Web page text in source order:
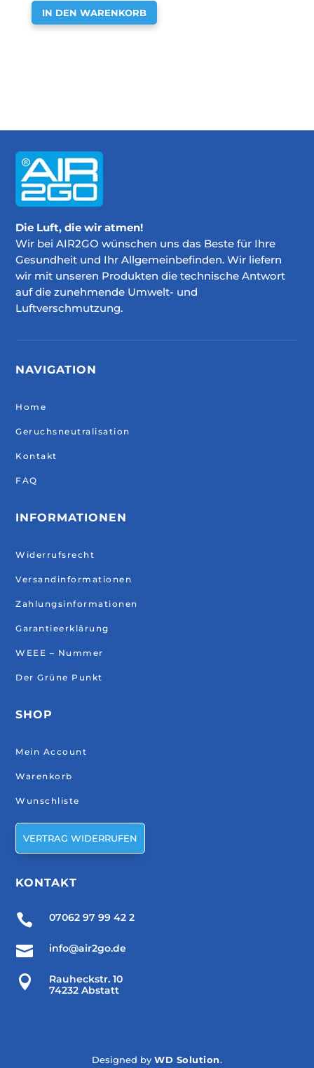
IN DEN WARENKORB
Die Luft, die wir atmen!
Wir bei AIR2GO wünschen uns das Beste für Ihre
Gesundheit und Ihr Allgemeinbefinden. Wir liefern
wir mit unseren Produkten die technische Antwort
auf die zunehmende Umwelt- und
Luftverschmutzung.
NAVIGATION
Home
Geruchsneutralisation
Kontakt
FAQ
INFORMATIONEN
Widerrufsrecht
Versandinformationen
Zahlungsinformationen
Garantieerklärung
WEEE – Nummer
Der Grüne Punkt
SHOP
Mein Account
Warenkorb
Wunschliste
VERTRAG WIDERRUFEN
KONTAKT
 07062 97 99 42 2
 info@air2go.de

Rauheckstr. 10
74232 Abstatt
Designed byWD Solution.